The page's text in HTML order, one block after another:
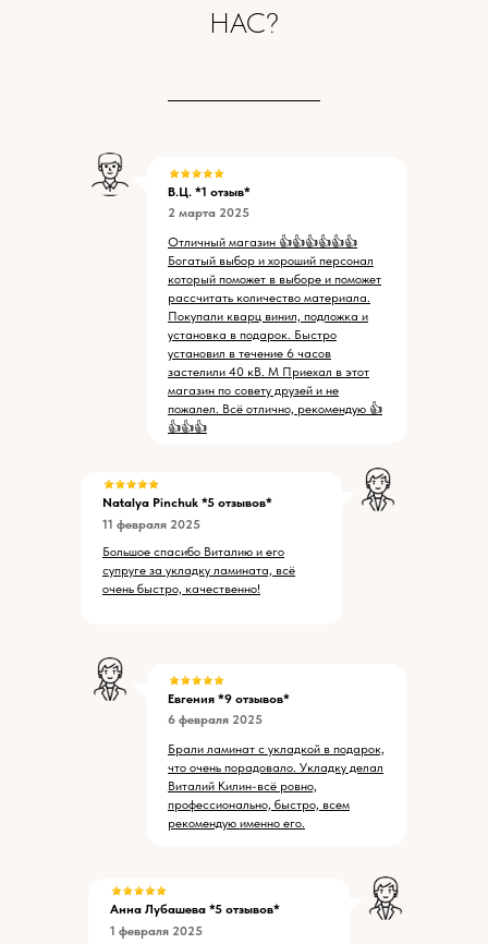
НАС?
Natalya Pinchuk *5 отзывов*
11 февраля 2025
Большое спасибо Виталию и его
супруге за укладку ламината, всё
очень быстро, качественно!
В.Ц. *1 отзыв*
Отличный магазин 👍👍👍👍👍👍
Богатый выбор и хороший персонал
который поможет в выборе и поможет
рассчитать количество материала.
Покупали кварц винил, подложка и
установка в подарок. Быстро
установил в течение 6 часов
застелили 40 кВ. М Приехал в этот
магазин по совету друзей и не
пожалел. Всё отлично, рекомендую 👍
👍👍👍
2 марта 2025
Анна Лубашева *5 отзывов*
1 февраля 2025
Евгения *9 отзывов*
Брали ламинат с укладкой в подарок,
что очень порадовало. Укладку делал
Виталий Килин-всё ровно,
профессионально, быстро, всем
рекомендую именно его.
6 февраля 2025